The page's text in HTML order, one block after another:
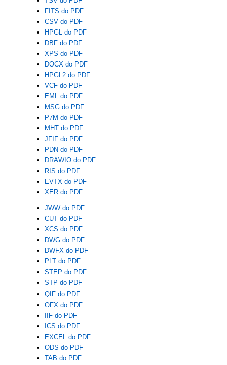
FITS do PDF
CSV do PDF
HPGL do PDF
DBF do PDF
XPS do PDF
DOCX do PDF
HPGL2 do PDF
VCF do PDF
EML do PDF
MSG do PDF
P7M do PDF
MHT do PDF
JFIF do PDF
PDN do PDF
DRAWIO do PDF
RIS do PDF
EVTX do PDF
XER do PDF
JWW do PDF
CUT do PDF
XCS do PDF
DWG do PDF
DWFX do PDF
PLT do PDF
STEP do PDF
STP do PDF
QIF do PDF
OFX do PDF
IIF do PDF
ICS do PDF
EXCEL do PDF
ODS do PDF
TAB do PDF